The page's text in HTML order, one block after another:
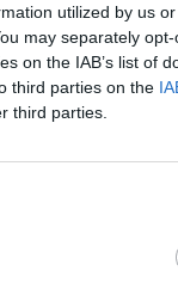
utilized by us
may separately
on the IAB’s list of
third parties on the
third parties.
5
αυτά